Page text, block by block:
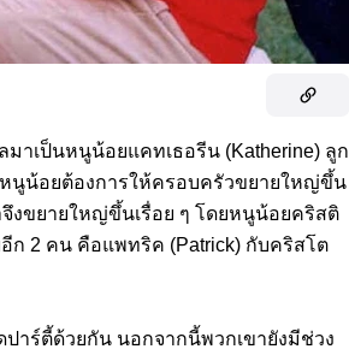
าเป็นหนูน้อยแคทเธอรีน (Katherine) ลูก
นูน้อยต้องการให้ครอบครัวขยายใหญ่ขึ้น
งขยายใหญ่ขึ้นเรื่อย ๆ โดยหนูน้อยคริสติ
ก 2 คน คือแพทริค (Patrick) กับคริสโต
าร์ตี้ด้วยกัน นอกจากนี้พวกเขายังมีช่วง